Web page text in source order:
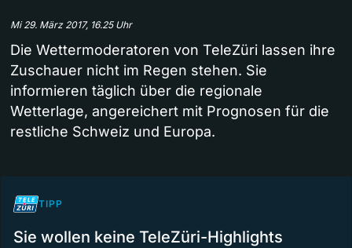
Mi 29. März 2017, 16.25 Uhr
Die Wettermoderatoren von TeleZüri lassen ihre
Zuschauer nicht im Regen stehen. Sie
informieren täglich über die regionale
Wetterlage, angereichert mit Prognosen für die
restliche Schweiz und Europa.
TIPP
Sie wollen keine TeleZüri-Highlights